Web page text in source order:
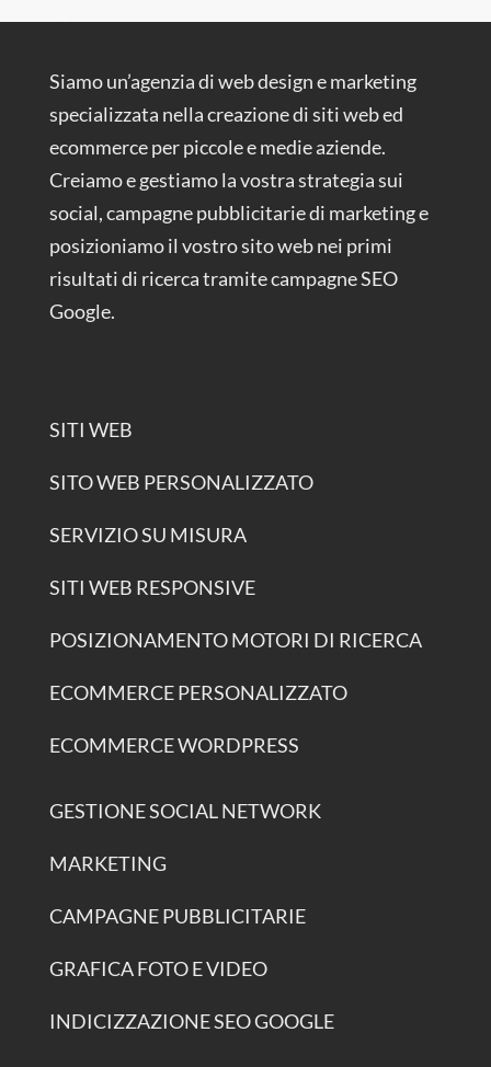
Siamo un’agenzia di web design e marketing
specializzata nella creazione di siti web ed
ecommerce per piccole e medie aziende.
Creiamo e gestiamo la vostra strategia sui
social, campagne pubblicitarie di marketing e
posizioniamo il vostro sito web nei primi
risultati di ricerca tramite campagne SEO
Google.
SITI WEB
SITO WEB PERSONALIZZATO
SERVIZIO SU MISURA
SITI WEB RESPONSIVE
POSIZIONAMENTO MOTORI DI RICERCA
ECOMMERCE PERSONALIZZATO
ECOMMERCE WORDPRESS
GESTIONE SOCIAL NETWORK
MARKETING
CAMPAGNE PUBBLICITARIE
GRAFICA FOTO E VIDEO
INDICIZZAZIONE SEO GOOGLE